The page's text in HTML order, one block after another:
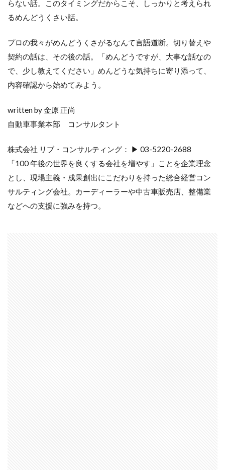
らない話。このタイミングだからこそ、しっかりと考えられ
るめんどうくさい話。
プロの我々がめんどうくさがるなんて言語道断。切り替えや
契約の話は、その後の話。「めんどうですが、大事な話なの
で、少し教えてください」めんどうな気持ちに寄り添って、
内容確認から始めてみよう。
written by 金原 正尚
自動車事業本部 コンサルタント
株式会社 リブ・コンサルティング： ▶ 03-5220-2688
「100 年後の世界を良くする会社を増やす」ことを企業理念
とし、現場主義・成果創出にこだわりを持った総合経営コン
サルティング会社。カーディーラーや中古車販売店、整備業
などへの支援に強みを持つ。